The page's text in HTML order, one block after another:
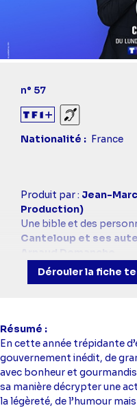
n° 57
Sourds et
Nationalité
France
Casting
simba
Produit par : Jean-
Production)
Une bible et des
Canteloup et ses
Présenté par Hélène
Dérouler la fiche
Résumé
En cette année trépidante
gouvernement inédit, de
avec bonheur et
sa manière décrypter une
la légèreté, de l’humour